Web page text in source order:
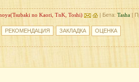
no Kaori, TnK, Toshi) | Бета: Tasha|